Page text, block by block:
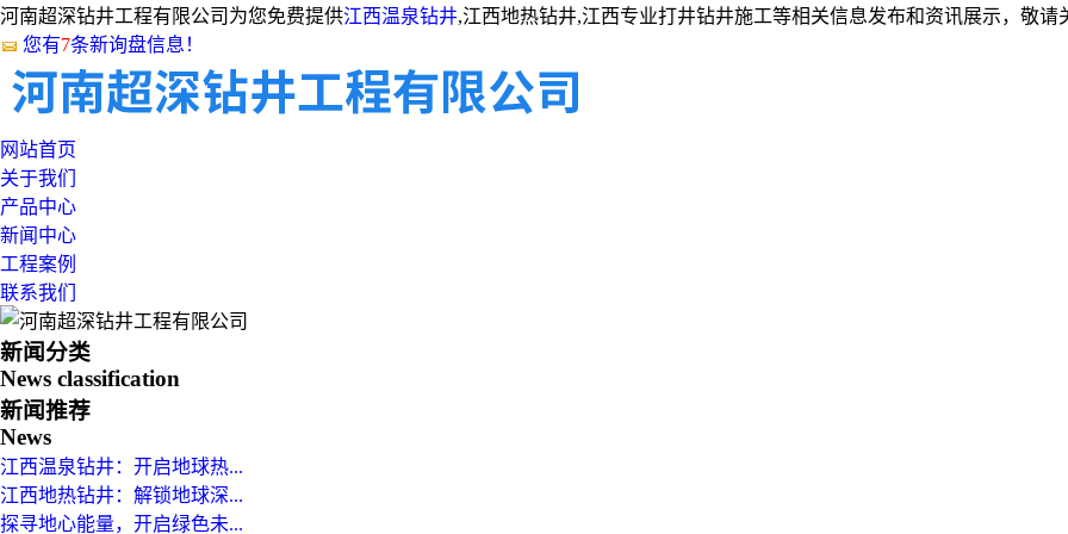
河南超深钻井工程有限公司为您免费提供江西温泉钻井,江西地热钻井,江西专业打井钻井施工等相关信息发布和资讯展示，敬请
您有7条新询盘信息！
网站首页
关于我们
产品中心
新闻中心
工程案例
联系我们
新闻分类
News classification
新闻推荐
News
江西温泉钻井：开启地球热...
江西地热钻井：解锁地球深...
探寻地心能量，开启绿色未...